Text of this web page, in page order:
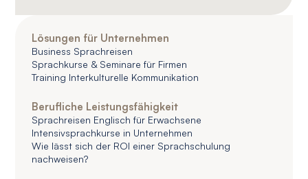
Lösungen für Unternehmen
Business Sprachreisen
Sprachkurse & Seminare für Firmen
Training Interkulturelle Kommunikation
Berufliche Leistungsfähigkeit
Sprachreisen Englisch für Erwachsene
Intensivsprachkurse in Unternehmen
Wie lässt sich der ROI einer Sprachschulung
nachweisen?